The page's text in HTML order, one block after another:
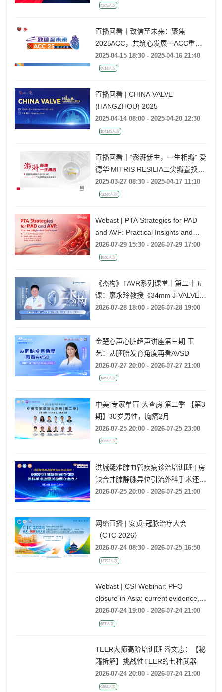
3205人次
直播回看丨致信至未来：聚焦
2025ACC，共筑心发展一ACC重磅
临床研究速递及解读
2025-04-15 18:30 - 2025-04-16 21:40
8914人次
直播回看 | CHINA VALVE
(HANGZHOU) 2025
2025-04-14 08:00 - 2025-04-20 12:30
104145人次
直播回看丨“澎湃新生，一生相瓣” 爱
德华 MITRIS RESILIA二尖瓣置换手
术直播月
2025-03-27 08:30 - 2025-04-17 11:10
42346人次
Webast | PTA Strategies for PAD
and AVF: Practical Insights and
Techniques
2026-07-29 15:30 - 2026-07-29 17:00
1630人次
《杰构》TAVR系列课堂｜第二十五
课：廖永玲教授《34mm J-VALVE
TF 治疗超大瓣环AR的实战经验》
2026-07-28 18:00 - 2026-07-28 19:00
金楚心声心脏超声讲座第三期 王
艺：从胚胎发育角度再看AVSD
2026-07-27 20:00 - 2026-07-27 21:00
1467人次
中美“专家单盲”大查房 第二季 【第3
期】30岁男性，胸痛2月
2026-07-25 20:00 - 2026-07-25 23:00
3066人次
洪城疑难肺血管疾病诊治培训班 | 房
缺合并肺静脉异位引流外科手术还是
药物保守治疗?
2026-07-25 20:00 - 2026-07-25 21:00
网络直播 | 安贞·冠脉治疗大会
（CTC 2026）
2026-07-24 08:30 - 2026-07-25 16:50
12792人次
Webast | CSI Webinar: PFO
closure in Asia: current evidence,
emerging indications and future
directions
2026-07-24 19:00 - 2026-07-24 21:00
667人次
TEER大师高阶培训班 潘文志：【秘
籍拆解】挑战性TEER的七种武器
2026-07-24 20:00 - 2026-07-24 21:00
9464人次